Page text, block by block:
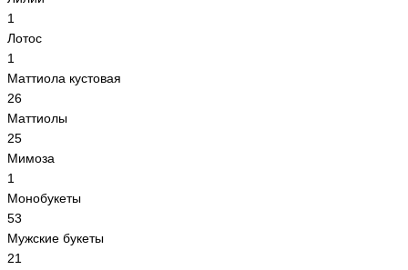
1
Лотос
1
Маттиола кустовая
26
Маттиолы
25
Мимоза
1
Монобукеты
53
Мужские букеты
21